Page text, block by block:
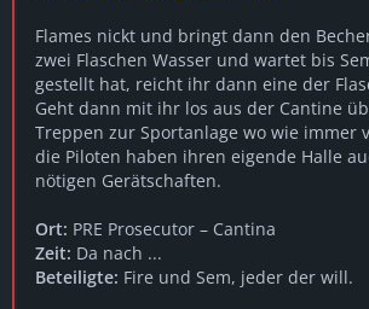
Flames nickt und bringt dann den
zwei Flaschen Wasser und wartet bis
gestellt hat, reicht ihr dann eine der
Geht dann mit ihr los aus der Cantine
Treppen zur Sportanlage wo wie immer
die Piloten haben ihren eigende Halle
nötigen Gerätschaften.
Ort: PRE Prosecutor – Cantina
Zeit: Da nach ...
Beteiligte: Fire und Sem, jeder der will.